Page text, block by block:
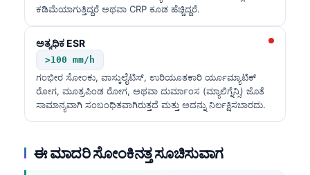
ಕಡಿಮೆಯಾಗುತ್ತಿದ್ದರೆ ಅಥವಾ CRP ಕೂಡ ಹೆಚ್ಚಿದ್ದರೆ.
ಅತ್ಯಧಿಕ ESR
>100 mm/h
ಗಂಭೀರ ಸೋಂಕು, ವಾಸ್ಕುಲೈಟಿಸ್, ಉರಿಯೂತಕಾರಿ ರ್ಯೂಮ್ಯಾಟಿಕ್
ರೋಗ, ಮೂತ್ರಪಿಂಡ ರೋಗ, ಅಥವಾ ದುರ್ಮಾಂಸ (ಮ್ಯಾಲಿಗ್ನೆನ್ಸಿ) ಜೊತೆ
ಸಾಮಾನ್ಯವಾಗಿ ಸಂಬಂಧಿತವಾಗಿರುತ್ತದೆ ಮತ್ತು ಅದನ್ನು ನಿರ್ಲಕ್ಷಿಸಬಾರದು.
ಈ ಮಾದರಿ ಸೋಂಕಿನತ್ತ ಸೂಚಿಸುವಾಗ